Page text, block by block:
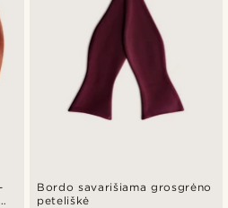
Bordo savarišiama grosgrėno
peteliškė